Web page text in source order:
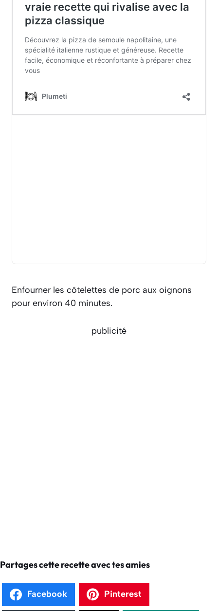
Enfourner les côtelettes de porc aux oignons
pour environ 40 minutes.
publicité
Partages cette recette avec tes amies
Facebook Pinterest